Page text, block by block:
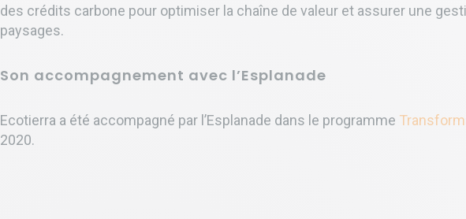
des crédits carbone pour optimiser la chaîne de valeur et assurer une
paysages.
Son accompagnement avec l’Esplanade
Ecotierra a été accompagné par l’Esplanade dans le programme
2020.